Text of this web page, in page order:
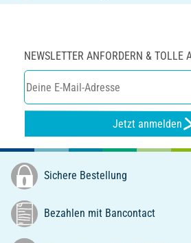
NEWSLETTER ANFORDERN & TOLLE
Jetzt anmelden
Sichere Bestellung
Bezahlen mit Bancontact